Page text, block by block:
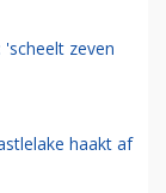
zeven
haakt af